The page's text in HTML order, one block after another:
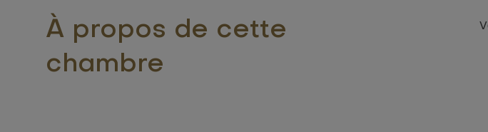
À propos de cette
chambre